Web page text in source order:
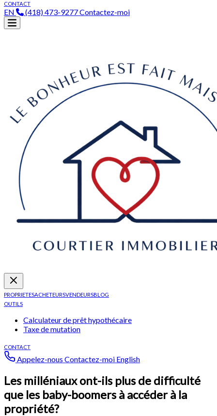
CONTACT
EN (418) 473-9277Contactez-moi
PROPRIETESACHETEURSVENDEURSBLOG
OUTILS
Calculateur de prêt hypothécaire
Taxe de mutation
CONTACT
Appelez-nous Contactez-moi English
Les milléniaux ont-ils plus de difficulté
que les baby-boomers à accéder à la
propriété?